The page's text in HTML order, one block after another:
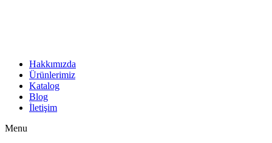
Hakkımızda
Ürünlerimiz
Katalog
Blog
İletişim
Menu